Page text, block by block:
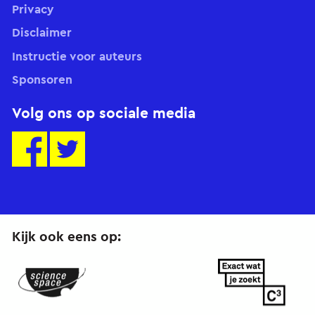
Volg ons op sociale media
Privacy
Disclaimer
Instructie voor auteurs
Sponsoren
Kijk ook eens op:
ScienceSpace.nl